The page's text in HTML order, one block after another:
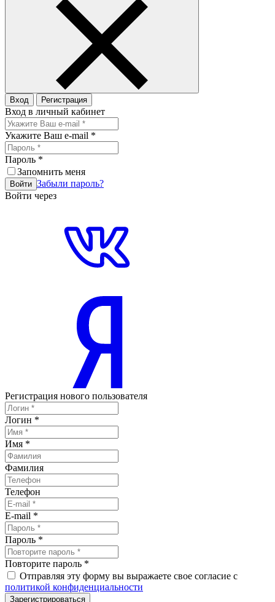
Вход Регистрация
Вход в личный кабинет
Укажите Ваш e-mail *
Пароль *
Запомнить меня
Войти Забыли пароль?
Войти через
Регистрация нового пользователя
Логин *
Имя *
Фамилия
Телефон
E-mail *
Пароль *
Повторите пароль *
Отправляя эту форму вы выражаете свое согласие с
политикой конфиденциальности
Зарегистрироваться